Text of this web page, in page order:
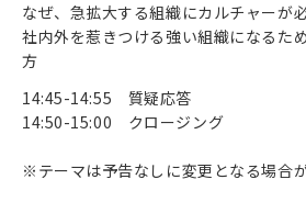
なぜ、急拡大する組織にカルチャーが
社内外を惹きつける強い組織になるた
方
14:45-14:55 質疑応答
14:50-15:00 クロージング
※テーマは予告なしに変更となる場合が